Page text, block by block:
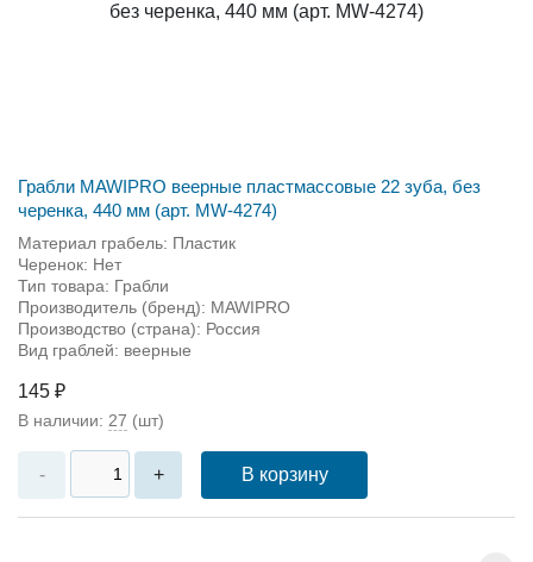
Грабли MAWIPRO веерные пластмассовые 22 зуба, без
черенка, 440 мм (арт. MW-4274)
Материал грабель: Пластик
Черенок: Нет
Тип товара: Грабли
Производитель (бренд): MAWIPRO
Производство (страна): Россия
Вид граблей: веерные
145 ₽
В наличии: 27 (шт)
- + В корзину